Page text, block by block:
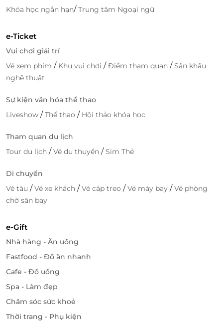
Truy cập
Khóa học ngắn hạn/Trung tâm Ngoại ngữ
e-Ticket
Vui chơi giải trí
Vé xem phim / Khu vui chơi /Điểm tham quan /Sân khấu
nghệ thuật
Sự kiện văn hóa thể thao
Liveshow /Thể thao / Hội thảo khóa học
Tham quan du lịch
Tour du lịch /Vé du thuyền /Sim Thẻ
Di chuyển
Vé tàu /Vé xe khách /Vé cáp treo /Vé máy bay /Vé phòng
chờ sân bay
e-Gift
Nhà hàng - Ăn uống
Fastfood - Đồ ăn nhanh
Cafe - Đồ uống
Spa - Làm đẹp
Chăm sóc sức khoẻ
Thời trang - Phụ kiện